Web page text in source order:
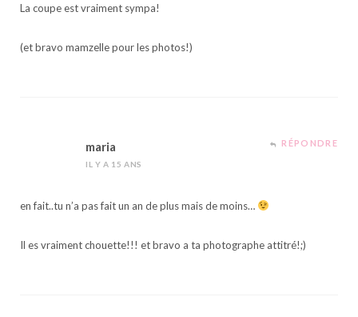
La coupe est vraiment sympa!
(et bravo mamzelle pour les photos!)
maria
IL Y A 15 ANS
RÉPONDRE
en fait..tu n’a pas fait un an de plus mais de moins…
Il es vraiment chouette!!! et bravo a ta photographe attitré!;)